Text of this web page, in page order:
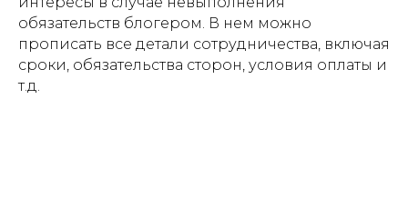
обязательств блогером. В нем можно
прописать все детали сотрудничества, включая
сроки, обязательства сторон, условия оплаты и
т.д.